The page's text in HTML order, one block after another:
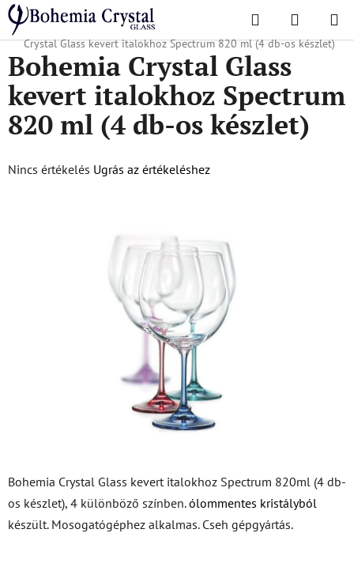
Ugrás
fő
tartalomhoz
Keresés KOSÁR
Kezdőlap
/ Népszerű kollekciók / Szivárvány, Őrült, Szigetek
Bohemia
Crystal Glass kevert italokhoz Spectrum 820 ml (4 db-os készlet)
Bohemia Crystal Glass kevert italokhoz Spectrum 820ml (4 db-
os készlet), 4 különböző színben.ólommentes kristályból
készült. Mosogatógéphez alkalmas. Cseh gépgyártás.
Bohemia Crystal Glass
kevert italokhoz Spectrum
820 ml (4 db-os készlet)
A
Nincs értékelés Ugrás az értékeléshez